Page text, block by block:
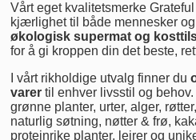
Vårt eget kvalitetsmerke
kjærlighet til både mennesker
økologisk supermat og
for å gi kroppen din det beste,
I vårt rikholdige utvalg finner du
varer til enhver livsstil og
grønne planter, urter, alger,
naturlig søtning, nøtter & frø,
proteinrike planter, leirer og